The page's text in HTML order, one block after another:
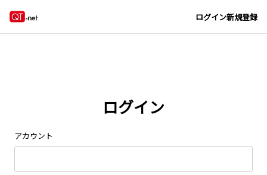
ログイン新規登録
ログイン
アカウント